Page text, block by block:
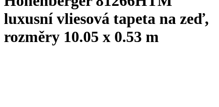
luxusní vliesová tapeta na zeď,
rozměry 10.05 x 0.53 m